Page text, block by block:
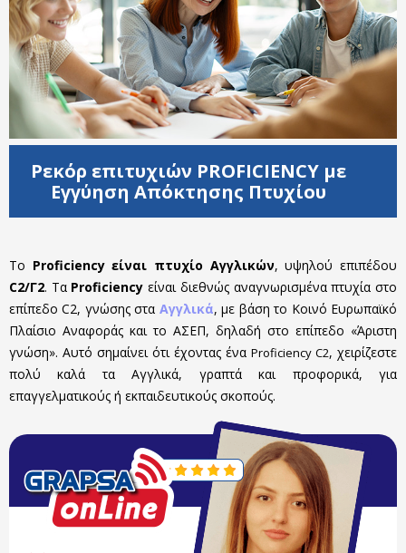
Ρεκόρ επιτυχιών PROFICIENCY με
Εγγύηση Απόκτησης Πτυχίου
Το Proficiency είναι πτυχίο Αγγλικών, υψηλού επιπέδου
C2/Γ2. Τα Proficiency είναι διεθνώς αναγνωρισμένα πτυχία στο
επίπεδο C2, γνώσης στα Αγγλικά, με βάση το Κοινό Ευρωπαϊκό
Πλαίσιο Αναφοράς και το ΑΣΕΠ, δηλαδή στο επίπεδο «Άριστη
γνώση». Αυτό σημαίνει ότι έχοντας ένα Proficiency C2, χειρίζεστε
πολύ καλά τα Αγγλικά, γραπτά και προφορικά, για
επαγγελματικούς ή εκπαιδευτικούς σκοπούς.